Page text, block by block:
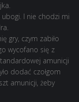
I nie chodzi mi
gry, czym zabiło
wycofano się z
amunicji
dodać czołgom
amunicji, żeby